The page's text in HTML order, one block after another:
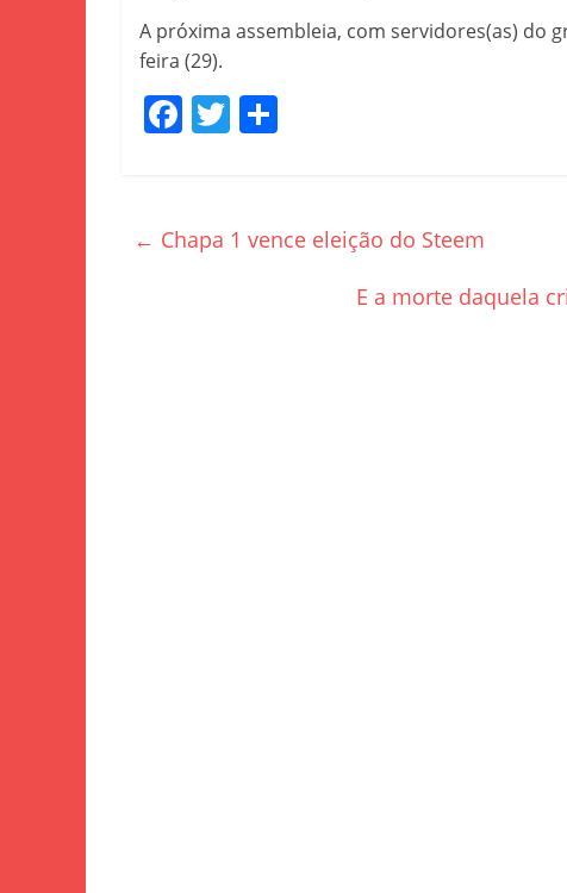
A próxima assembleia, com servidores(as) do
feira (29).
F
e
b
T
er e
← Chapa 1 vence eleição do Steem
E a morte daquela